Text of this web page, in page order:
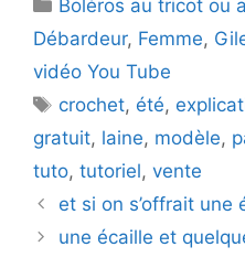
Boléros au tricot ou
Débardeur, Femme,
vidéo You Tube
Étiquettes
crochet, été,
gratuit, laine, modèle,
tuto, tutoriel, vente
et si on s’offrait une
une écaille et